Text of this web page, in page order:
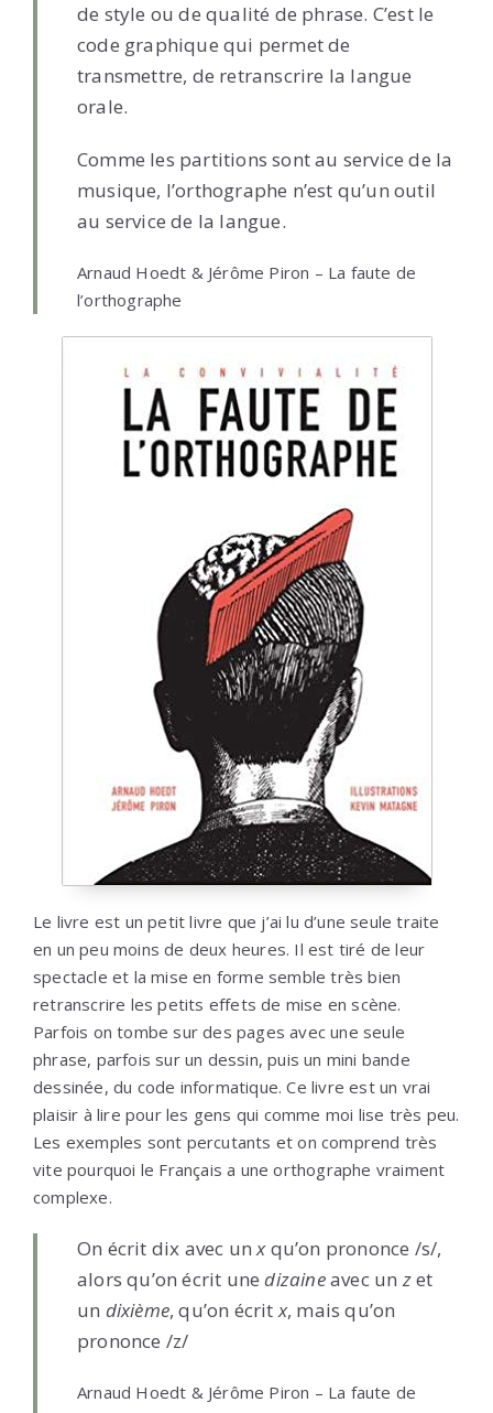
de style ou de qualité de phrase. C’est le
code graphique qui permet de
transmettre, de retranscrire la langue
orale.
Comme les partitions sont au service de la
musique, l’orthographe n’est qu’un outil
au service de la langue.
Arnaud Hoedt & Jérôme Piron – La faute de
l’orthographe
Le livre est un petit livre que j’ai lu d’une seule traite
en un peu moins de deux heures. Il est tiré de leur
spectacle et la mise en forme semble très bien
retranscrire les petits effets de mise en scène.
Parfois on tombe sur des pages avec une seule
phrase, parfois sur un dessin, puis un mini bande
dessinée, du code informatique. Ce livre est un vrai
plaisir à lire pour les gens qui comme moi lise très peu.
Les exemples sont percutants et on comprend très
vite pourquoi le Français a une orthographe vraiment
complexe.
On écrit dix avec unxqu’on prononce /s/,
alors qu’on écrit unedizaineavec unzet
un dixième, qu’on écritx, mais qu’on
prononce /z/
Arnaud Hoedt & Jérôme Piron – La faute de